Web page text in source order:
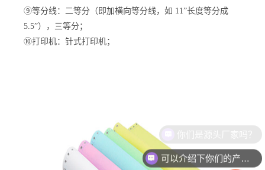
⑨等分线：二等分（即加横向等分线，如 11”长度等分成
5.5”），三等分；
⑩打印机：针式打印机；